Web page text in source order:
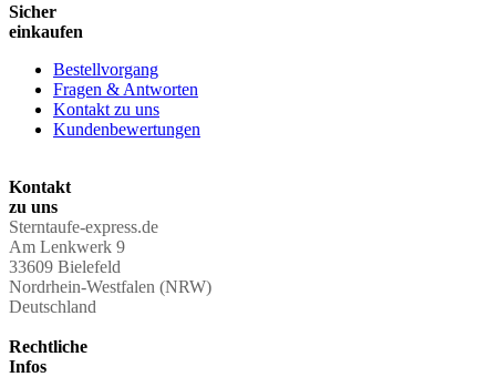
Sicher
einkaufen
Bestellvorgang
Fragen & Antworten
Kontakt zu uns
Kundenbewertungen
Kontakt
zu uns
Sterntaufe-express.de
Am Lenkwerk 9
33609 Bielefeld
Nordrhein-Westfalen (NRW)
Deutschland
Rechtliche
Infos